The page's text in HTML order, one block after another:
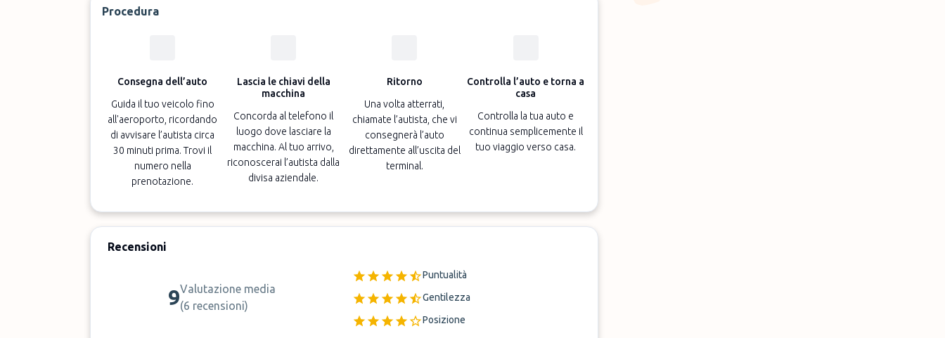
Procedura
Consegna dell’auto
Guida il tuo veicolo fino
all'aeroporto, ricordando
di avvisare l’autista circa
30 minuti prima. Trovi il
numero nella
prenotazione.
Lascia le chiavi della
macchina
Concorda al telefono il
luogo dove lasciare la
macchina. Al tuo arrivo,
riconoscerai l’autista dalla
divisa aziendale.
Ritorno
Una volta atterrati,
chiamate l’autista, che vi
consegnerà l’auto
direttamente all’uscita del
terminal.
Controlla l’auto e torna a
casa
Controlla la tua auto e
continua semplicemente il
tuo viaggio verso casa.
Recensioni
9Valutazione media
(6 recensioni)
Puntualità
Gentilezza
Posizione